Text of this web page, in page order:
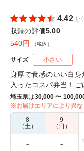
4.42
収録の評価5.00
540円
（税込）
サイズ 小さい
身厚で食感のいい白身
入ったコスパ弁当！
菜の詰まったシンプル
※季節や仕入れ状況に
ます。
埼玉県は30,000 〜
※お届けエリアにより異な
8
（土）
9
（日）
－ －